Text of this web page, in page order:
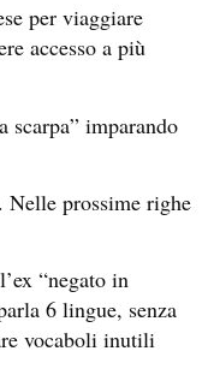
per viaggiare
accesso a più
scarpa” imparando
Nelle prossime righe
“negato in
6 lingue, senza
vocaboli inutili